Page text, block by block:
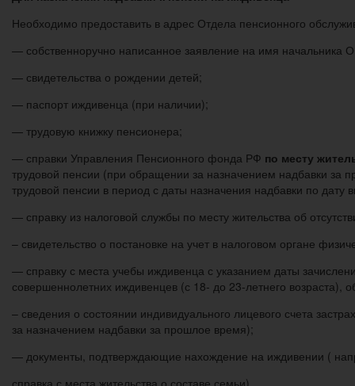
Необходимо предоставить в адрес Отдела пенсионного
— собственноручно написанное заявление на имя
— свидетельства о рождении детей;
— паспорт иждивенца (при наличии);
— трудовую книжку пенсионера;
— справки Управления Пенсионного фонда РФ по месту
трудовой пенсии (при обращении за назначением надбавки за
трудовой пенсии в период с даты назначения надбавки по дату
— справку из налоговой службы по месту жительства об
– свидетельство о постановке на учет в налоговом органе
— справку с места учебы иждивенца с указанием даты
совершеннолетних иждивенцев (с 18- до 23-летнего
– сведения о состоянии индивидуального лицевого счета
за назначением надбавки за прошлое время);
— документы, подтверждающие нахождение на иждивении (
справка с места жительства о составе семьи)